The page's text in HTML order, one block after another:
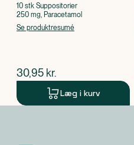
10 stk Suppositorier
250 mg, Paracetamol
Se produktresumé
$nuværende pris
30,95 kr.
Læg i kurv